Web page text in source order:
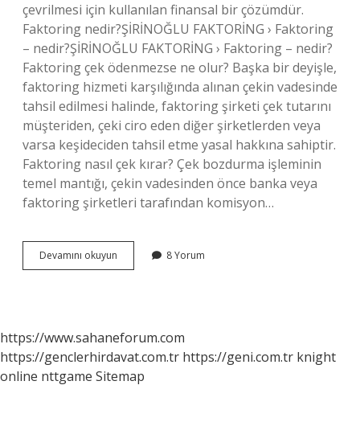
çevrilmesi için kullanılan finansal bir çözümdür.
Faktoring nedir?ŞİRİNOĞLU FAKTORİNG › Faktoring
– nedir?ŞİRİNOĞLU FAKTORİNG › Faktoring – nedir?
Faktoring çek ödenmezse ne olur? Başka bir deyişle,
faktoring hizmeti karşılığında alınan çekin vadesinde
tahsil edilmesi halinde, faktoring şirketi çek tutarını
müşteriden, çeki ciro eden diğer şirketlerden veya
varsa keşideciden tahsil etme yasal hakkına sahiptir.
Faktoring nasıl çek kırar? Çek bozdurma işleminin
temel mantığı, çekin vadesinden önce banka veya
faktoring şirketleri tarafından komisyon…
Devamını okuyun Faktoring
Çek
8 Yorum
https://www.sahaneforum.com
https://genclerhirdavat.com.tr https://geni.com.tr knight
online nttgame Sitemap